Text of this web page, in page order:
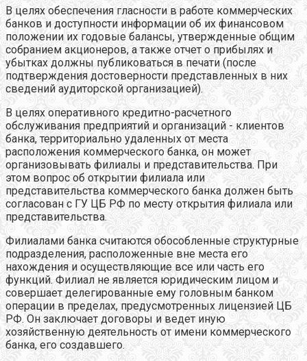
В целях обеспечения гласности в работе коммерческих
банков и доступности информации об их финансовом
положении их годовые балансы, утвержденные общим
собранием акционеров, а также отчет о прибылях и
убытках должны публиковаться в печати (после
подтверждения достоверности представленных в них
сведений аудиторской организацией).
В целях оперативного кредитно-расчетного
обслуживания предприятий и организаций - клиентов
банка, территориально удаленных от места
расположения коммерческого банка, он может
организовывать филиалы и представительства. При
этом вопрос об открытии филиала или
представительства коммерческого банка должен быть
согласован с ГУ ЦБ РФ по месту открытия филиала или
представительства.
Филиалами банка считаются обособленные структурные
подразделения, расположенные вне места его
нахождения и осуществляющие все или часть его
функций. Филиал не является юридическим лицом и
совершает делегированные ему головным банком
операции в пределах, предусмотренных лицензией ЦБ
РФ. Он заключает договоры и ведет иную
хозяйственную деятельность от имени коммерческого
банка, его создавшего.